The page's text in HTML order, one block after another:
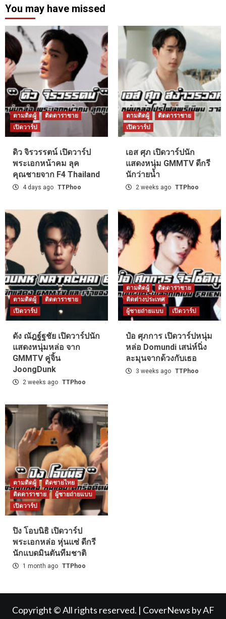
You may have missed
ตามติดผู้
ติดดาราชาย
เปิดวาร์ป
ดิว จิรวรรตน์ เปิดวาร์ป
พระเอกหน้าคม ลุค
คุณชายจาก F4 Thailand
4 days ago TTPhoo
ตามติดผู้
ติดดาราชาย
เปิดวาร์ป
เอส ศุภ เปิดวาร์ปนัก
แสดงหนุ่ม GMMTV ดีกรี
นักว่ายน้ำ
2 weeks ago TTPhoo
ตามติดผู้
ติดดาราชาย
เปิดวาร์ป
ดัง ณัฎฐ์ฐชัย เปิดวาร์ปนัก
แสดงหนุ่มหล่อ จาก
GMMTV คู่จิ้น
JoongDunk
2 weeks ago TTPhoo
ตามติดผู้
ติดดาราชาย
ติดต่างประเทศ
ผู้ชายถ่ายแบบ
เปิดวาร์ป
ป๋อ ศุภการ เปิดวาร์ปหนุ่ม
หล่อ Domundi เสน่ห์นิ่ง
ละมุนจากด้วงกับเธอ
3 weeks ago TTPhoo
ตามติดผู้
ติดชายไทย
ติดดาราชาย
ผู้ชายถ่ายแบบ
เปิดวาร์ป
ปิง โอบนิธิ เปิดวาร์ป
พระเอกหล่อ หุ่นแซ่ ดีกรี
นักแบดมินตันทีมชาติ
1 month ago TTPhoo
Copyright © All rights reserved. | CoverNews by AF